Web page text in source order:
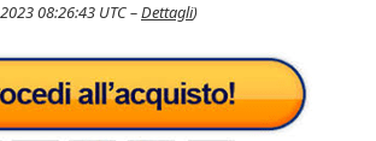
08:26:43 UTC –Dettagli)